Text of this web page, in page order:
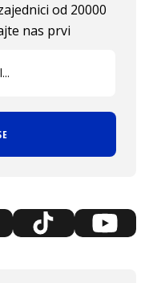
od 20000
nas prvi